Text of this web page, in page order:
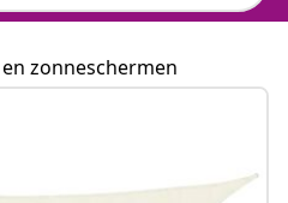
zonneschermen